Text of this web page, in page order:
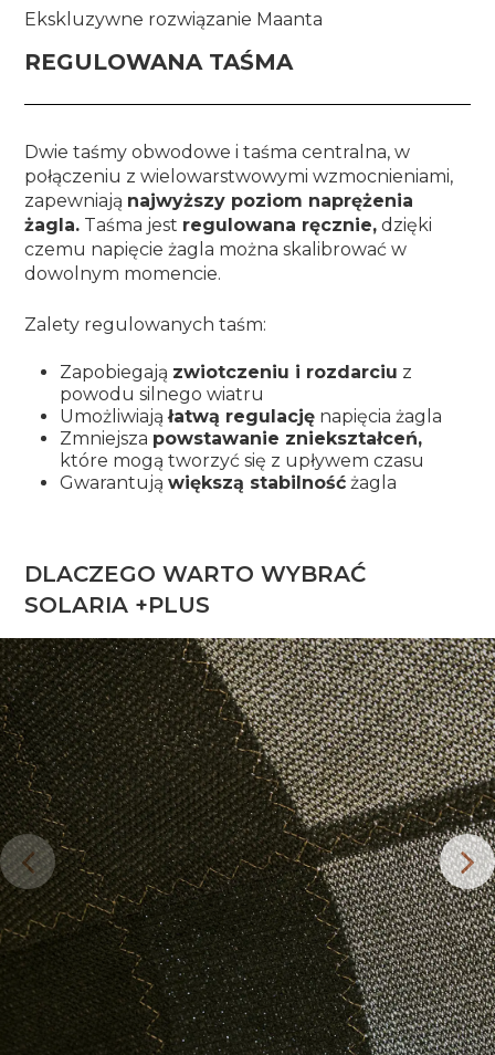
Ekskluzywne rozwiązanie Maanta
REGULOWANA TAŚMA
Dwie taśmy obwodowe i taśma centralna, w
połączeniu z wielowarstwowymi wzmocnieniami,
zapewniają najwyższy poziom naprężenia
żagla.Taśma jest regulowana ręcznie,dzięki
czemu napięcie żagla można skalibrować w
dowolnym momencie.
Zalety regulowanych taśm:
Zapobiegają zwiotczeniu i rozdarciu z
powodu silnego wiatru
Umożliwiająłatwą regulacjęnapięcia żagla
Zmniejsza powstawanie zniekształceń,
które mogą tworzyć się z upływem czasu
Gwarantują większą stabilnośćżagla
DLACZEGO WARTO WYBRAĆ
SOLARIA +PLUS